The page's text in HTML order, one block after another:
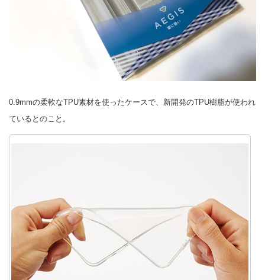
0.9mmの柔軟なTPU素材を使ったケースで、新開発のTPU樹脂が使われ
ているとのこと。